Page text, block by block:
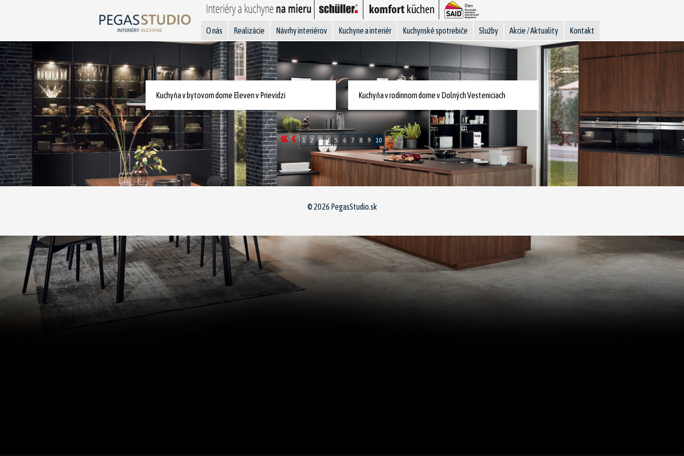
O nás Realizácie Návrhy interiérov Kuchyne a interiér Kuchynské spotrebiče Služby Akcie / Aktuality Kontakt
Kuchyňa v bytovom dome Eleven v Prievidzi Kuchyňa v rodinnom dome v Dolných Vesteniciach
1 2 3 4 5 6 7 8 9 10
© 2026 PegasStudio.sk